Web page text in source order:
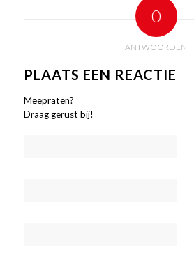
0
ANTWOORDEN
PLAATS EEN REACTIE
Meepraten?
Draag gerust bij!